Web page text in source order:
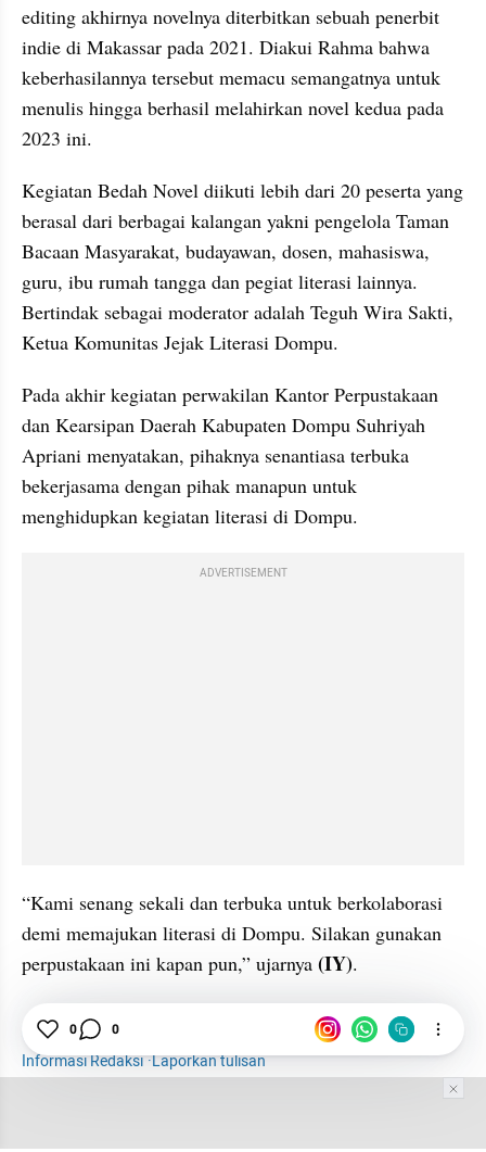
editing akhirnya novelnya diterbitkan sebuah penerbit
indie di Makassar pada 2021. Diakui Rahma bahwa
keberhasilannya tersebut memacu semangatnya untuk
menulis hingga berhasil melahirkan novel kedua pada
2023 ini.
Kegiatan Bedah Novel diikuti lebih dari 20 peserta yang
berasal dari berbagai kalangan yakni pengelola Taman
Bacaan Masyarakat, budayawan, dosen, mahasiswa,
guru, ibu rumah tangga dan pegiat literasi lainnya.
Bertindak sebagai moderator adalah Teguh Wira Sakti,
Ketua Komunitas Jejak Literasi Dompu.
Pada akhir kegiatan perwakilan Kantor Perpustakaan
dan Kearsipan Daerah Kabupaten Dompu Suhriyah
Apriani menyatakan, pihaknya senantiasa terbuka
bekerjasama dengan pihak manapun untuk
menghidupkan kegiatan literasi di Dompu.
ADVERTISEMENT
“Kami senang sekali dan terbuka untuk berkolaborasi
demi memajukan literasi di Dompu. Silakan gunakan
perpustakaan ini kapan pun,” ujarnya (IY).
Novel Sastra
Tulisan
Informasi Redaksi·Laporkan tulisan
0 0